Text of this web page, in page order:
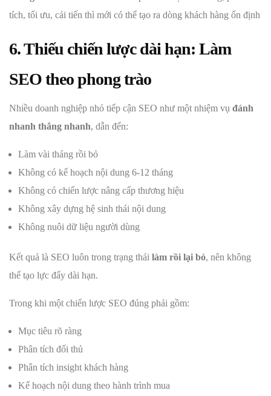
tích, tối ưu, cải tiến thì mới có thể tạo ra dòng khách hàng ổn định
6. Thiếu chiến lược dài hạn: Làm
SEO theo phong trào
Nhiều doanh nghiệp nhỏ tiếp cận SEO như một nhiệm vụ đánh
nhanh thắng nhanh, dẫn đến:
Làm vài tháng rồi bỏ
Không có kế hoạch nội dung 6-12 tháng
Không có chiến lược nâng cấp thương hiệu
Không xây dựng hệ sinh thái nội dung
Không nuôi dữ liệu người dùng
Kết quả là SEO luôn trong trạng thái làm rồi lại bỏ, nên không
thể tạo lực đẩy dài hạn.
Trong khi một chiến lược SEO đúng phải gồm:
Mục tiêu rõ ràng
Phân tích đối thủ
Phân tích insight khách hàng
Kế hoạch nội dung theo hành trình mua